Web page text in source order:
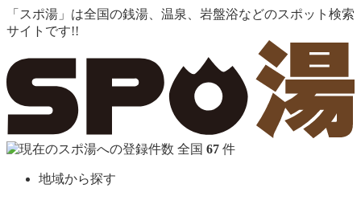
「スポ湯」は全国の銭湯、温泉、岩盤浴などのスポット検索
サイトです!!
全国 67 件
地域から探す